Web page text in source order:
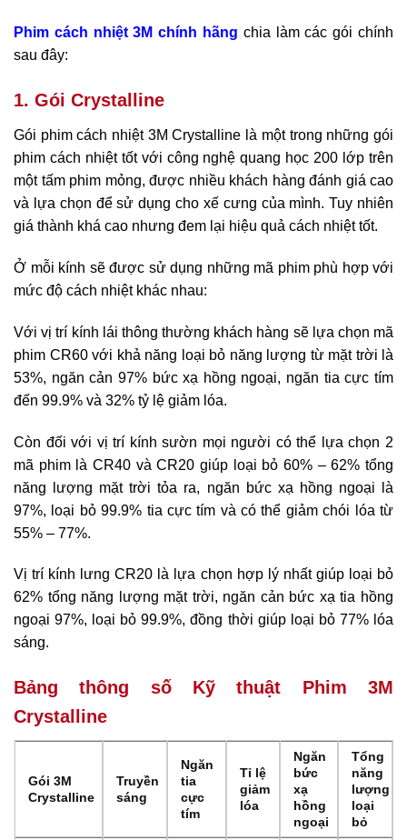
Phim cách nhiệt 3M chính hãng chia làm các gói chính
sau đây:
1. Gói Crystalline
Gói phim cách nhiệt 3M Crystalline là một trong những gói
phim cách nhiệt tốt với công nghệ quang học 200 lớp trên
một tấm phim mỏng, được nhiều khách hàng đánh giá cao
và lựa chọn để sử dụng cho xế cưng của mình. Tuy nhiên
giá thành khá cao nhưng đem lại hiệu quả cách nhiệt tốt.
Ở mỗi kính sẽ được sử dụng những mã phim phù hợp với
mức độ cách nhiệt khác nhau:
Với vị trí kính lái thông thường khách hàng sẽ lựa chọn mã
phim CR60 với khả năng loại bỏ năng lượng từ mặt trời là
53%, ngăn cản 97% bức xạ hồng ngoại, ngăn tia cực tím
đến 99.9% và 32% tỷ lệ giảm lóa.
Còn đối với vị trí kính sườn mọi người có thể lựa chọn 2
mã phim là CR40 và CR20 giúp loại bỏ 60% – 62% tổng
năng lượng mặt trời tỏa ra, ngăn bức xạ hồng ngoại là
97%, loại bỏ 99.9% tia cực tím và có thể giảm chói lóa từ
55% – 77%.
Vị trí kính lưng CR20 là lựa chọn hợp lý nhất giúp loại bỏ
62% tổng năng lượng mặt trời, ngăn cản bức xạ tia hồng
ngoại 97%, loại bỏ 99.9%, đồng thời giúp loại bỏ 77% lóa
sáng.
Bảng thông số Kỹ thuật Phim 3M
Crystalline
Gói 3M
Crystalline
Truyền
sáng
Ngăn
tia
cực
tím
Tỉ lệ
giảm
lóa
Ngăn
bức
xạ
hồng
ngoại
Tổng
năng
lượng
loại
bỏ